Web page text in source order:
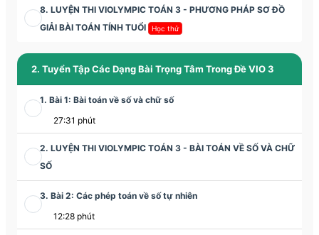
8. LUYỆN THI VIOLYMPIC TOÁN 3 - PHƯƠNG PHÁP SƠ ĐỒ
GIẢI BÀI TOÁN TÍNH TUỔI
Học thử
2. Tuyển Tập Các Dạng Bài Trọng Tâm Trong Đề VIO 3
1. Bài 1: Bài toán về số và chữ số
27:31 phút
2. LUYỆN THI VIOLYMPIC TOÁN 3 - BÀI TOÁN VỀ SỐ VÀ CHỮ
SỐ
3. Bài 2: Các phép toán về số tự nhiên
12:28 phút